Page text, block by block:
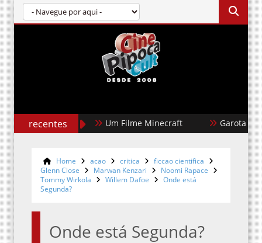
recentes Um Filme Minecraft Garota Dourada
Home acao critica
ficcao cientifica
Glenn Close
Marwan Kenzari
Noomi Rapace
Tommy Wirkola
Willem Dafoe
Onde está
Segunda?
Onde está Segunda?